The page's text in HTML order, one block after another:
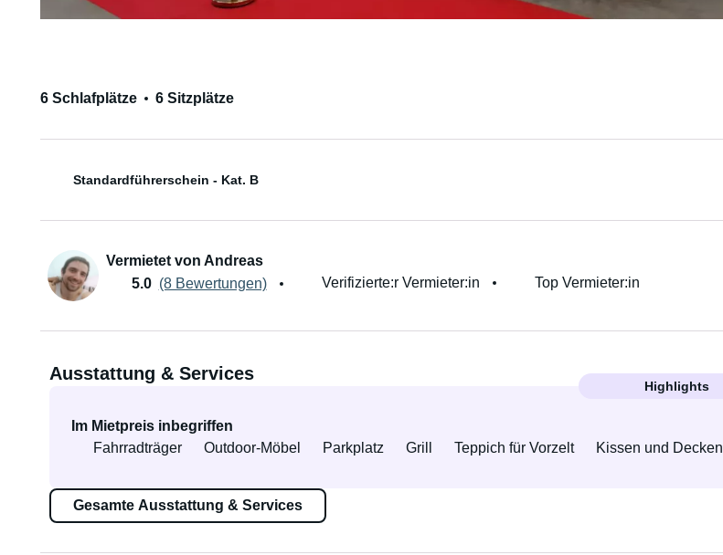
6 Schlafplätze
6 Sitzplätze
Standardführerschein - Kat. B
Vermietet von Andreas
5.0 (8 Bewertungen) Verifizierte:r Vermieter:in Top Vermieter:in
Ausstattung & Services
Highlights
Im Mietpreis inbegriffen
Fahrradträger
Outdoor-Möbel Parkplatz Grill Teppich für Vorzelt Kissen und Decken
Gesamte Ausstattung & Services